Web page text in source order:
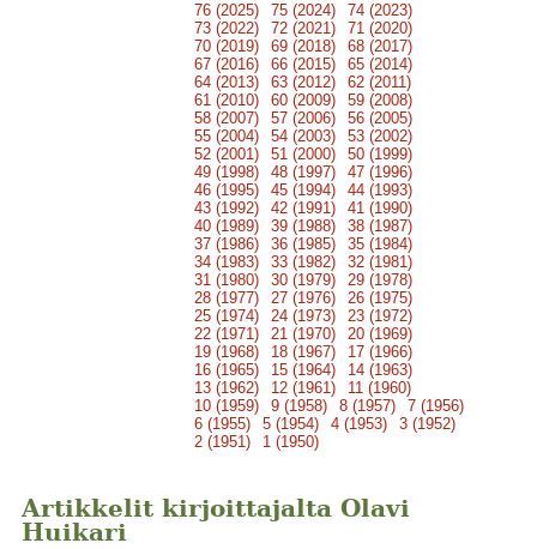
76 (2025) 75 (2024)
74 (2023)
73 (2022)
72 (2021)
71 (2020)
70 (2019)
69 (2018)
68 (2017)
67 (2016)
66 (2015)
65 (2014)
64 (2013)
63 (2012)
62 (2011)
61 (2010)
60 (2009)
59 (2008)
58 (2007)
57 (2006)
56 (2005)
55 (2004)
54 (2003)
53 (2002)
52 (2001)
51 (2000)
50 (1999)
49 (1998)
48 (1997)
47 (1996)
46 (1995)
45 (1994)
44 (1993)
43 (1992)
42 (1991)
41 (1990)
40 (1989)
39 (1988)
38 (1987)
37 (1986)
36 (1985)
35 (1984)
34 (1983)
33 (1982)
32 (1981)
31 (1980)
30 (1979)
29 (1978)
28 (1977)
27 (1976)
26 (1975)
25 (1974)
24 (1973)
23 (1972)
22 (1971)
21 (1970)
20 (1969)
19 (1968)
18 (1967)
17 (1966)
16 (1965)
15 (1964)
14 (1963)
13 (1962)
12 (1961)
11 (1960)
10 (1959)
9 (1958) 8 (1957)
7 (1956)
6 (1955)
5 (1954) 4 (1953)
3 (1952)
2 (1951)
1 (1950)
Artikkelit kirjoittajalta Olavi
Huikari